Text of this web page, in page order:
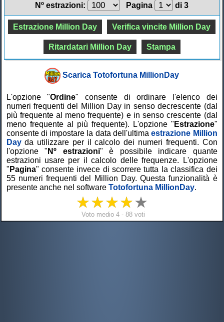
Nº estrazioni:
Pagina di 3
Estrazione Million Day Verifica vincite Million Day
Ritardatari Million Day Stampa
Scarica Totofortuna MillionDay
L'opzione "Ordine" consente di ordinare l'elenco dei
numeri frequenti del Million Day in senso decrescente (dal
più frequente al meno frequente) e in senso crescente (dal
meno frequente al più frequente). L'opzione " Estrazione"
consente di impostare la data dell'ultimaestrazione Million
Dayda utilizzare per il calcolo dei numeri frequenti. Con
l'opzione " Nº estrazioni" è possibile indicare quante
estrazioni usare per il calcolo delle frequenze. L'opzione
" Pagina" consente invece di scorrere tutta la classifica dei
55 numeri frequenti del Million Day. Questa funzionalità è
presente anche nel software Totofortuna MillionDay.
Voto medio 4 - 88 voti